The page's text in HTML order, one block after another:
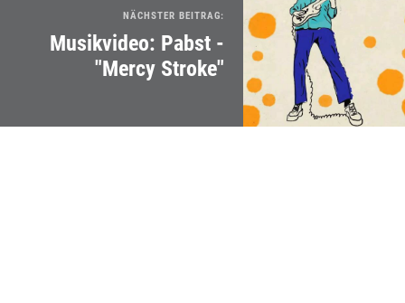
NÄCHSTER BEITRAG:
Musikvideo: Pabst -
"Mercy Stroke"